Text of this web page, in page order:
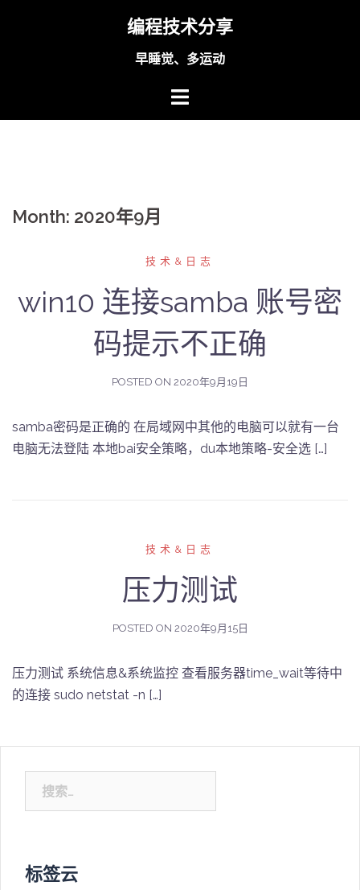
编程技术分享
早睡觉、多运动
Month: 2020年9月
技术&日志
win10 连接samba 账号密
码提示不正确
POSTED ON 2020年9月19日
samba密码是正确的 在局域网中其他的电脑可以就有一台
电脑无法登陆 本地bai安全策略，du本地策略-安全选 […]
技术&日志
压力测试
POSTED ON 2020年9月15日
压力测试 系统信息&系统监控 查看服务器time_wait等待中
的连接 sudo netstat -n […]
索：
标签云